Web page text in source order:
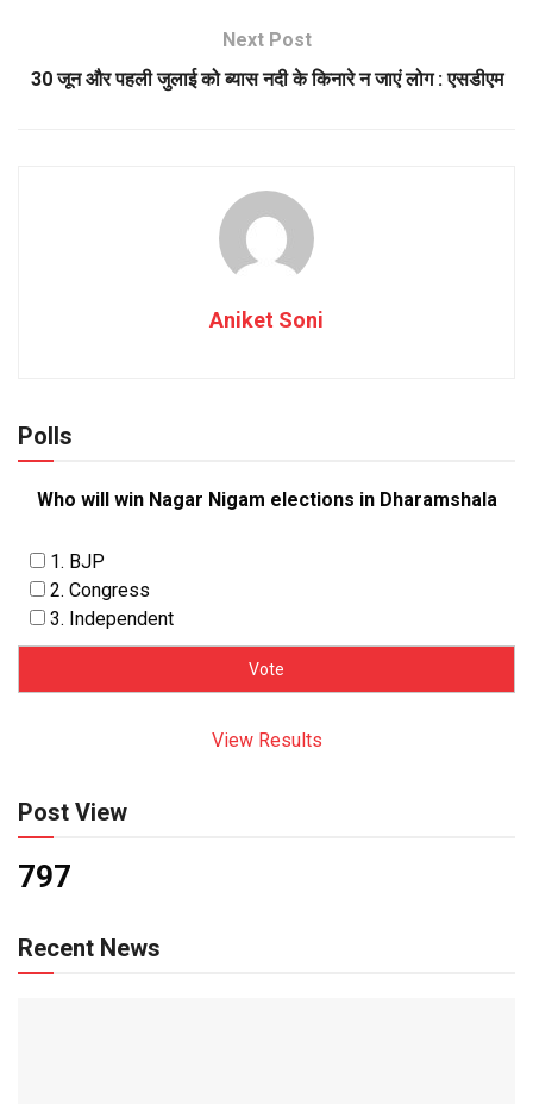
Next Post
30 जून और पहली जुलाई को ब्यास नदी के किनारे न जाएं लोग : एसडीएम
Aniket Soni
Polls
Who will win Nagar Nigam elections in Dharamshala
1. BJP
2. Congress
3. Independent
View Results
Post View
797
Recent News